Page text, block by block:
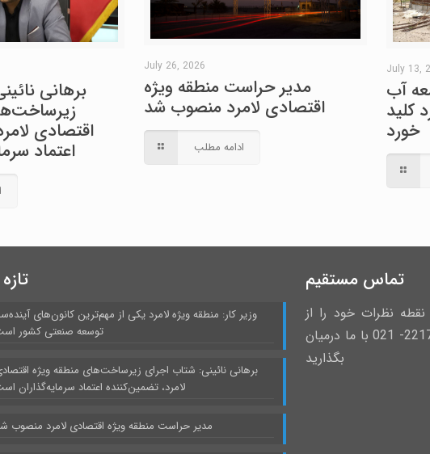
برهانی
اقتصادی
اعتماد
July 26, 2026
مدیر حراست منطقه ویژه
اقتصادی لامرد منصوب شد
ادامه مطلب
July 13,
آب
کلید
خورد
وزیر کار: منطقه ویژه لامرد یکی از مهم‌ترین کانون‌های
توسعه صنعتی کشور
برهانی نائینی: شتاب اجرای زیرساخت‌های منطقه ویژه
لامرد، تضمین‌کننده اعتماد سرمایه‌گذاران
مدیر حراست منطقه ویژه اقتصادی لامرد منصوب
تماس مستقیم
نظرات خود را از
طریق تماس با دفتر مرکزی: 22179685- 021 با ما درمیان
بگذارید